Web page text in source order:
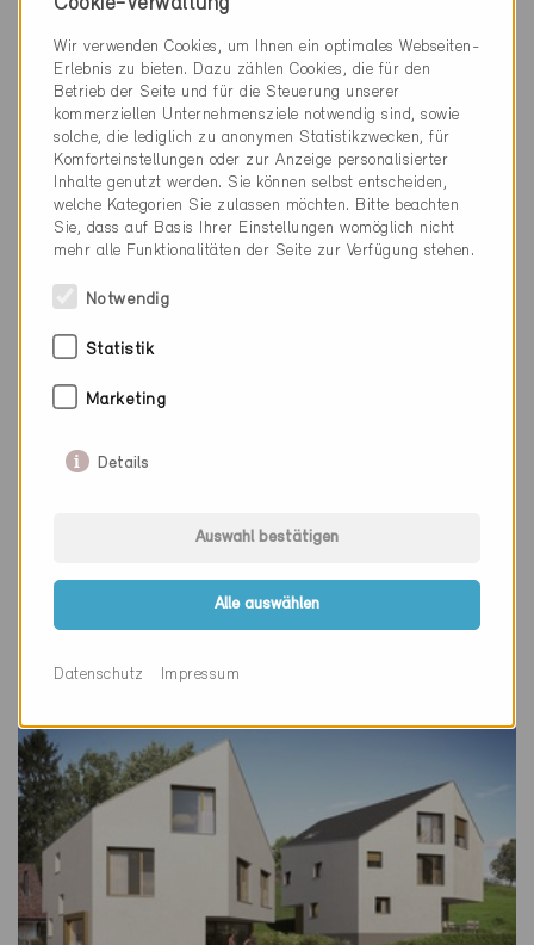
Wir verwenden Cookies, um Ihnen ein optimales Webseiten-
Erlebnis zu bieten. Dazu zählen Cookies, die für den
Betrieb der Seite und für die Steuerung unserer
kommerziellen Unternehmensziele notwendig sind, sowie
solche, die lediglich zu anonymen Statistikzwecken, für
Komforteinstellungen oder zur Anzeige personalisierter
Inhalte genutzt werden. Sie können selbst entscheiden,
welche Kategorien Sie zulassen möchten. Bitte beachten
Sie, dass auf Basis Ihrer Einstellungen womöglich nicht
mehr alle Funktionalitäten der Seite zur Verfügung stehen.
Notwendig
Statistik
Marketing
Details
Auswahl bestätigen
Alle auswählen
Datenschutz Impressum